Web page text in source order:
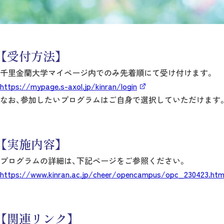
【受付方法】
千里金蘭大学マイページ内でのみ先着順にて受け付けます。
https://mypage.s-axol.jp/kinran/login
なお、参加したいプログラムはご自身で選択していただけます
【実施内容】
プログラムの詳細は、下記ページをご参照ください。
https://www.kinran.ac.jp/cheer/opencampus/
【関連リンク】